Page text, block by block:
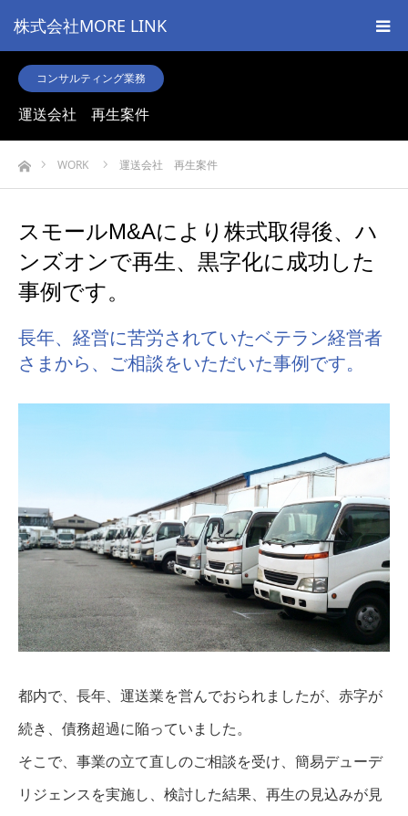
株式会社MORE LINK
コンサルティング業務
運送会社 再生案件
ホームWORK 運送会社 再生案件
スモールM&Aにより株式取得後、ハ
ンズオンで再生、黒字化に成功した
事例です。
長年、経営に苦労されていたベテラン経営者
さまから、ご相談をいただいた事例です。
都内で、長年、運送業を営んでおられましたが、赤字が
続き、債務超過に陥っていました。
そこで、事業の立て直しのご相談を受け、簡易デューデ
リジェンスを実施し、検討した結果、再生の見込みが見